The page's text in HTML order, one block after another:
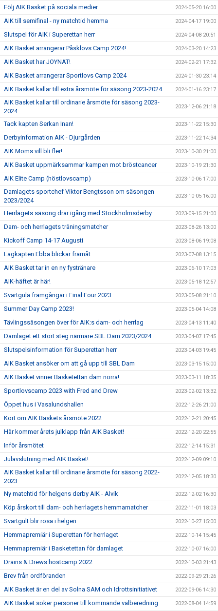
Följ AIK Basket på sociala medier 2024-05-20 16:00
AIK till semifinal - ny matchtid hemma 2024-04-17 19:00
Slutspel för AIK i Superettan herr 2024-04-08 20:51
AIK Basket arrangerar Påsklovs Camp 2024! 2024-03-20 14:23
AIK Basket har JOYNAT! 2024-02-21 17:32
AIK Basket arrangerar Sportlovs Camp 2024 2024-01-30 23:14
AIK Basket kallar till extra årsmöte för säsong 2023-2024 2024-01-16 23:17
AIK Basket kallar till ordinarie årsmöte för säsong 2023-
2024
2023-12-06 21:18
Tack kapten Serkan Inan! 2023-11-22 15:30
Derbyinformation AIK - Djurgården 2023-11-22 14:34
AIK Moms vill bli fler! 2023-10-30 21:00
AIK Basket uppmärksammar kampen mot bröstcancer 2023-10-19 21:30
AIK Elite Camp (höstlovscamp) 2023-10-06 17:00
Damlagets sportchef Viktor Bengtsson om säsongen
2023/2024
2023-10-05 16:00
Herrlagets säsong drar igång med Stockholmsderby 2023-09-15 21:00
Dam- och herrlagets träningsmatcher 2023-08-26 13:00
Kickoff Camp 14-17 Augusti 2023-08-06 19:08
Lagkapten Ebba blickar framåt 2023-07-08 13:15
AIK Basket tar in en ny fystränare 2023-06-10 17:03
AIK-häftet är här! 2023-05-18 12:57
Svartgula framgångar i Final Four 2023 2023-05-08 21:10
Summer Day Camp 2023! 2023-05-04 14:08
Tävlingssäsongen över för AIK:s dam- och herrlag 2023-04-13 11:40
Damlaget ett stort steg närmare SBL Dam 2023/2024 2023-04-07 17:45
Slutspelsinformation för Superettan herr 2023-04-03 19:45
AIK Basket ansöker om att gå upp till SBL Dam 2023-03-15 15:00
AIK Basket vinner Basketettan dam norra! 2023-03-11 18:35
Sportlovscamp 2023 with Fred and Drew 2023-02-02 13:32
Öppet hus i Vasalundshallen 2022-12-26 21:00
Kort om AIK Baskets årsmöte 2022 2022-12-21 20:45
Här kommer årets julklapp från AIK Basket! 2022-12-20 22:55
Inför årsmötet 2022-12-14 15:31
Julavslutning med AIK Basket! 2022-12-09 09:10
AIK Basket kallar till ordinarie årsmöte för säsong 2022-
2023
2022-12-05 18:30
Ny matchtid för helgens derby AIK - Alvik 2022-12-02 16:30
Köp årskort till dam- och herrlagets hemmamatcher 2022-11-01 18:03
Svartgult blir rosa i helgen 2022-10-27 15:00
Hemmapremiär i Superettan för herrlaget 2022-10-14 15:45
Hemmapremiär i Basketettan för damlaget 2022-10-07 16:00
Drains & Drews höstcamp 2022 2022-10-03 21:43
Brev från ordföranden 2022-09-29 21:26
AIK Basket är en del av Solna SAM och Idrottsinitiativet 2022-09-06 14:30
AIK Basket söker personer till kommande valberedning 2022-08-04 14:59